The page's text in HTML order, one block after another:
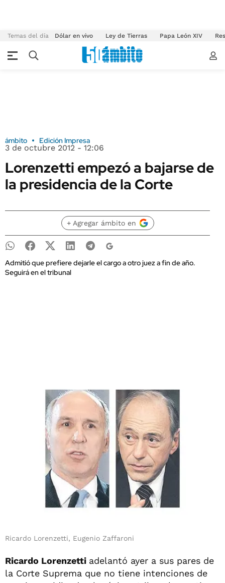
Temas del día Dólar en vivo Ley de Tierras Papa León XIV
ámbito Edición Impresa
3 de octubre 2012 - 12:06
Lorenzetti empezó a bajarse de
la presidencia de la Corte
+ Agregar ámbito en
Admitió que prefiere dejarle el cargo a otro juez a fin de año.
Seguirá en el tribunal
Ricardo Lorenzetti, Eugenio Zaffaroni
Ricardo Lorenzetti adelantó ayer a sus pares de
la Corte Suprema que no tiene intenciones de